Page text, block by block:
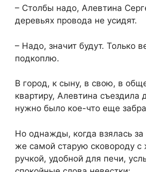
– Столбы надо, Алевтина
деревьях провода не усидят.
– Надо, значит будут. Только
подкоплю.
В город, к сыну, в свою, в
квартиру, Алевтина съездила
нужно было кое-что еще
Но однажды, когда взялась
же самой старую сковороду с
ручкой, удобной для печи,